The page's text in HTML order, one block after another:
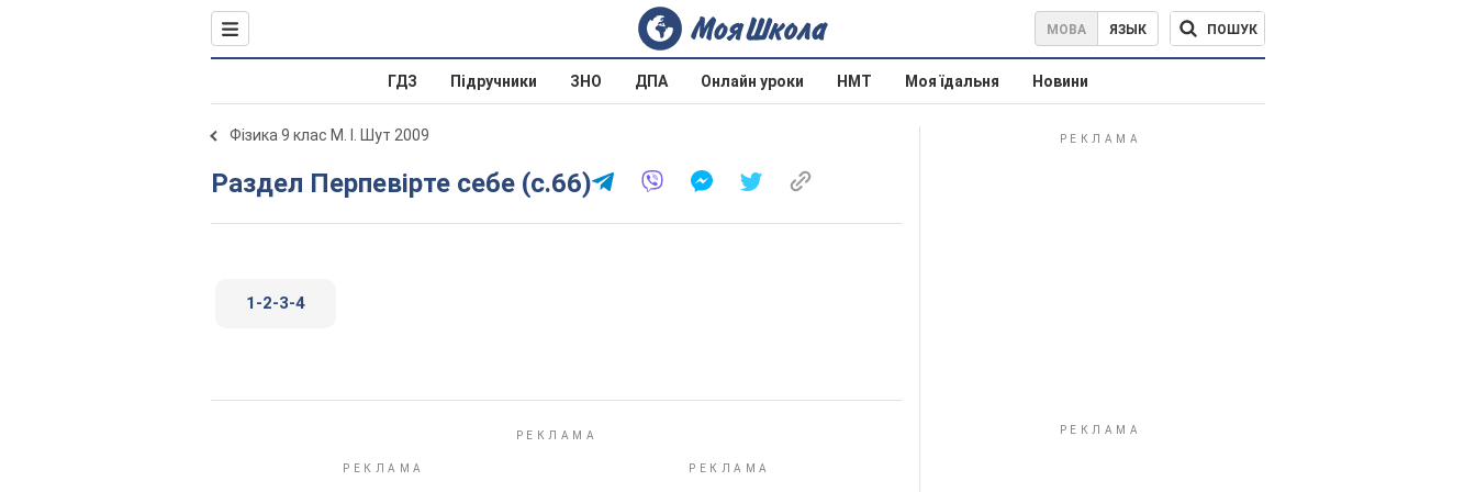
МОВА ЯЗЫК ПОШУК
ГДЗ Підручники ЗНО ДПА Онлайн уроки НМТ Моя їдальня Новини
Фізика 9 клас М. І. Шут 2009
Раздел Перпевірте себе (с.66)
1-2-3-4